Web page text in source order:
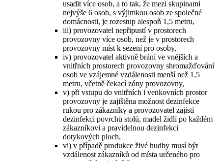
usadit více osob, a to tak, že mezi skupinami
nejvýše 6 osob, s výjimkou osob ze společné
domácnosti, je rozestup alespoň 1,5 metru,
iii) provozovatel nepřipustí v prostorech
provozovny více osob, než je v prostorech
provozovny míst k sezení pro osoby,
iv) provozovatel aktivně brání ve vnějších a
vnitřních prostorech provozovny shromažďování
osob ve vzájemné vzdálenosti menší než 1,5
metru, včetně čekací zóny provozovny,
v) při vstupu do vnitřních i venkovních prostor
provozovny je zajištěna možnost dezinfekce
rukou pro zákazníky a provozovatel zajistí
dezinfekci povrchů stolů, madel židlí po každém
zákazníkovi a pravidelnou dezinfekci
dotykových ploch,
vi) v případě produkce živé hudby musí být
vzdálenost zákazníků od místa určeného pro